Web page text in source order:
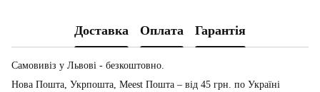
Доставка Оплата Гарантія
Самовивіз у Львові - безкоштовно.
Нова Пошта, Укрпошта, Meest Пошта – від 45 грн. по Україні